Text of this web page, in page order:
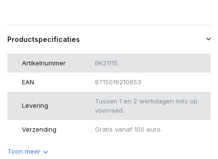
Productspecificaties
Artikelnummer BK21115
EAN 8715019210853
Levering
Tussen 1 en 2 werkdagen mits op
voorraad.
Verzending Gratis vanaf 100 euro.
Toon meer